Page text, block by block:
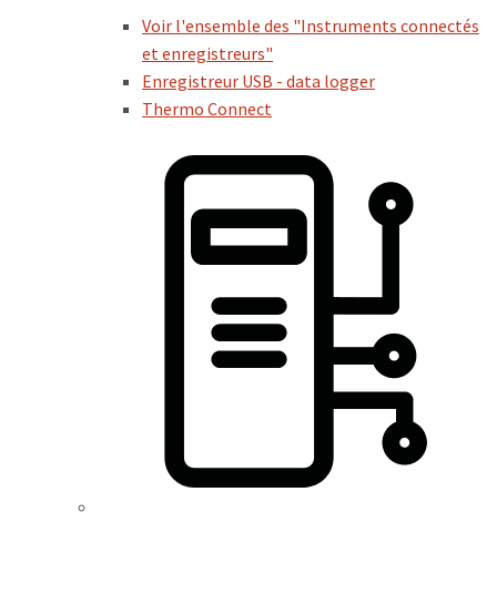
Voir l'ensemble des "Instruments connectés
et enregistreurs"
Enregistreur USB - data logger
Thermo Connect